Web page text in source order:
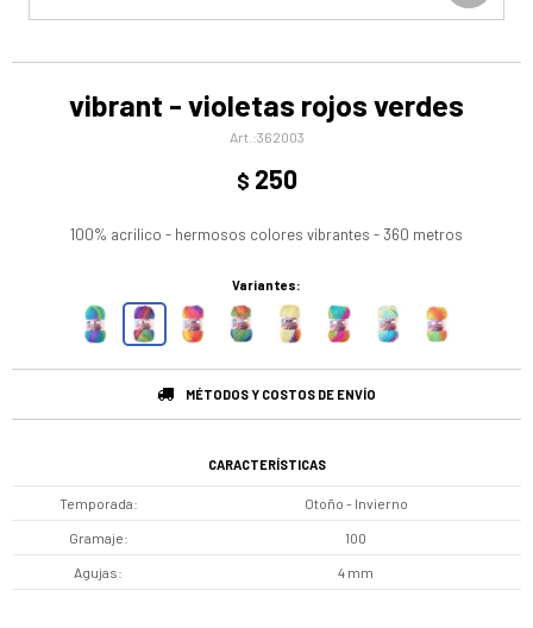
vibrant - violetas rojos verdes
362003
$ 250
100% acrilico - hermosos colores vibrantes - 360 metros
Variantes:
MÉTODOS Y COSTOS DE ENVÍO
CARACTERÍSTICAS
Temporada Otoño - Invierno
Gramaje 100
Agujas 4 mm